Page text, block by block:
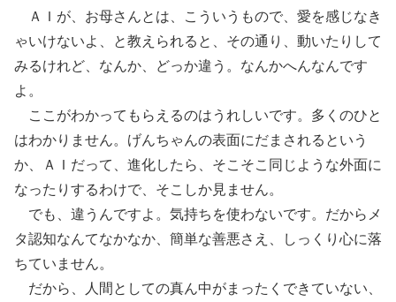
ＡＩが、お母さんとは、こういうもので、愛を感じなき
ゃいけないよ、と教えられると、その通り、動いたりして
みるけれど、なんか、どっか違う。なんかへんなんです
よ。
ここがわかってもらえるのはうれしいです。多くのひと
はわかりません。げんちゃんの表面にだまされるという
か、ＡＩだって、進化したら、そこそこ同じような外面に
なったりするわけで、そこしか見ません。
でも、違うんですよ。気持ちを使わないです。だからメ
タ認知なんてなかなか、簡単な善悪さえ、しっくり心に落
ちていません。
だから、人間としての真ん中がまったくできていない、